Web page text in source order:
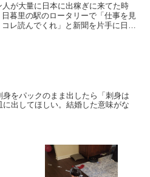
が大量に日本に出稼ぎに来てた時
暮里の駅のロータリーで「仕事を見
レ読んでくれ」と新聞を片手に日本
身をパックのまま出したら「刺身は
に出してほしい。結婚した意味がな